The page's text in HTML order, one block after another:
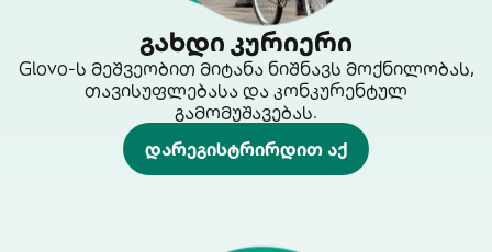
გახდი კურიერი
Glovo-ს მეშვეობით მიტანა ნიშნავს მოქნილობას,
თავისუფლებასა და კონკურენტულ
გამომუშავებას.
დარეგისტრირდით აქ